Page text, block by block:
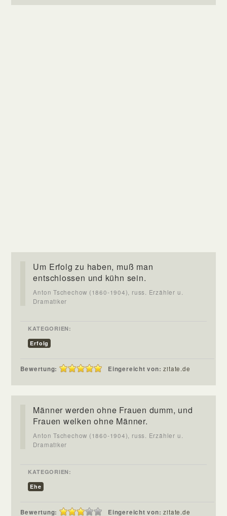
Um Erfolg zu haben, muß man
entschlossen und kühn sein.
Anton Tschechow (1860-1904), russ. Erzähler u.
Dramatiker
KATEGORIEN:
Erfolg
Bewertung: Eingereicht von:zitate.de
Männer werden ohne Frauen dumm, und
Frauen welken ohne Männer.
Anton Tschechow (1860-1904), russ. Erzähler u.
Dramatiker
KATEGORIEN:
Ehe
Bewertung: Eingereicht von:zitate.de